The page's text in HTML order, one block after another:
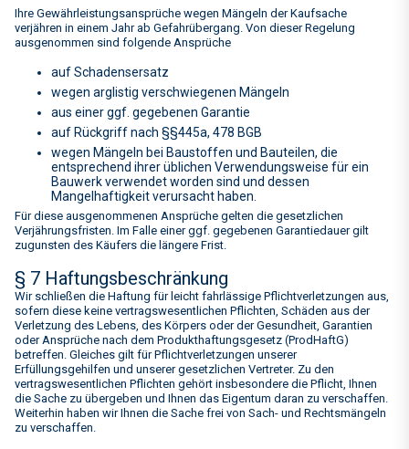
Ihre Gewährleistungsansprüche wegen Mängeln der Kaufsache
verjähren in einem Jahr ab Gefahrübergang. Von dieser Regelung
ausgenommen sind folgende Ansprüche
auf Schadensersatz
wegen arglistig verschwiegenen Mängeln
aus einer ggf. gegebenen Garantie
auf Rückgriff nach §§445a, 478 BGB
wegen Mängeln bei Baustoffen und Bauteilen, die
entsprechend ihrer üblichen Verwendungsweise für ein
Bauwerk verwendet worden sind und dessen
Mangelhaftigkeit verursacht haben.
Für diese ausgenommenen Ansprüche gelten die gesetzlichen
Verjährungsfristen. Im Falle einer ggf. gegebenen Garantiedauer gilt
zugunsten des Käufers die längere Frist.
§ 7 Haftungsbeschränkung
Wir schließen die Haftung für leicht fahrlässige Pflichtverletzungen aus,
sofern diese keine vertragswesentlichen Pflichten, Schäden aus der
Verletzung des Lebens, des Körpers oder der Gesundheit, Garantien
oder Ansprüche nach dem Produkthaftungsgesetz (ProdHaftG)
betreffen. Gleiches gilt für Pflichtverletzungen unserer
Erfüllungsgehilfen und unserer gesetzlichen Vertreter. Zu den
vertragswesentlichen Pflichten gehört insbesondere die Pflicht, Ihnen
die Sache zu übergeben und Ihnen das Eigentum daran zu verschaffen.
Weiterhin haben wir Ihnen die Sache frei von Sach- und Rechtsmängeln
zu verschaffen.